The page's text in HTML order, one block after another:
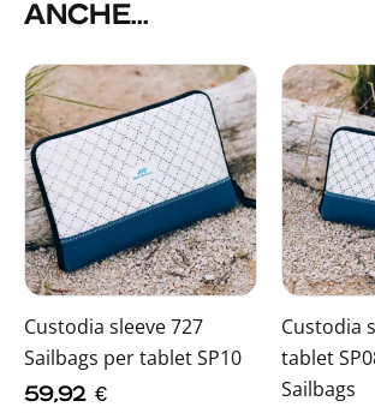
ANCHE...
Custodia sleeve 727
Sailbags per tablet SP10
59,92 €
Custodia
tablet
Sailbags